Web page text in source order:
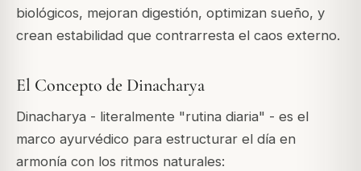
biológicos, mejoran digestión, optimizan sueño, y
crean estabilidad que contrarresta el caos externo.
El Concepto de Dinacharya
Dinacharya - literalmente "rutina diaria" - es el
marco ayurvédico para estructurar el día en
armonía con los ritmos naturales: